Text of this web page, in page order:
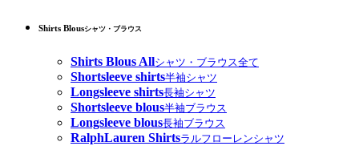
Shirts Blousシャツ・ブラウス
Shirts Blous Allシャツ・ブラウス全て
Shortsleeve shirts半袖シャツ
Longsleeve shirts長袖シャツ
Shortsleeve blous半袖ブラウス
Longsleeve blous長袖ブラウス
RalphLauren Shirtsラルフローレンシャツ